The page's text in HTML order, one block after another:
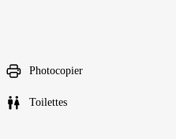
Photocopier
Toilettes